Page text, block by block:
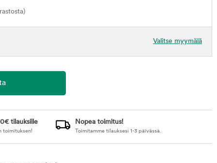
Valitse myymälä
tilauksille
toimituksen!
Nopea toimitus!
Toimitamme tilauksesi 1-3 päivässä.